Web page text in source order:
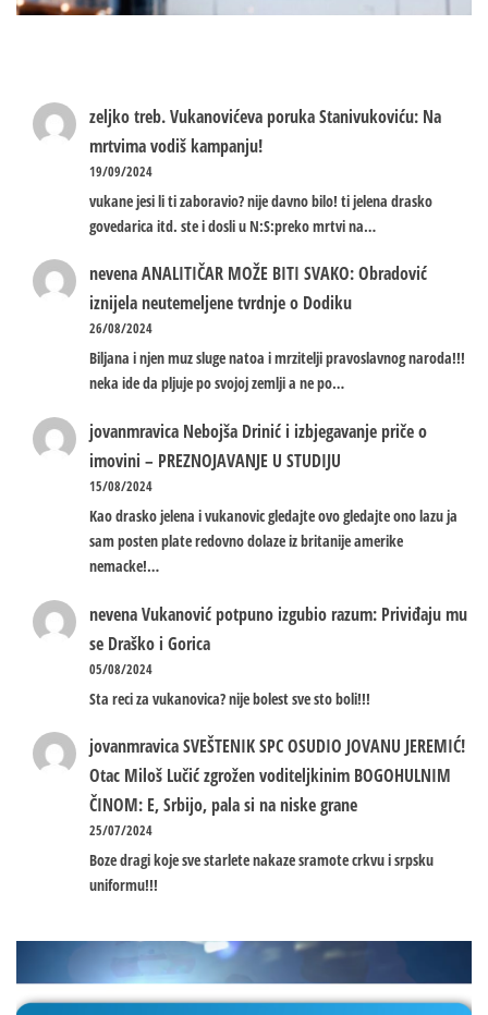
zeljko treb.Vukanovićeva poruka Stanivukoviću: Na
mrtvima vodiš kampanju!
19/09/2024
vukane jesi li ti zaboravio? nije davno bilo! ti jelena drasko
govedarica itd. ste i dosli u N:S:preko mrtvi na…
nevenaANALITIČAR MOŽE BITI SVAKO: Obradović
iznijela neutemeljene tvrdnje o Dodiku
26/08/2024
Biljana i njen muz sluge natoa i mrzitelji pravoslavnog naroda!!!
neka ide da pljuje po svojoj zemlji a ne po…
jovanmravica Nebojša Drinić i izbjegavanje priče o
imovini – PREZNOJAVANJE U STUDIJU
15/08/2024
Kao drasko jelena i vukanovic gledajte ovo gledajte ono lazu ja
sam posten plate redovno dolaze iz britanije amerike
nemacke!…
nevenaVukanović potpuno izgubio razum: Priviđaju mu
se Draško i Gorica
05/08/2024
Sta reci za vukanovica? nije bolest sve sto boli!!!
jovanmravicaSVEŠTENIK SPC OSUDIO JOVANU JEREMIĆ!
Otac Miloš Lučić zgrožen voditeljkinim BOGOHULNIM
ČINOM: E, Srbijo, pala si na niske grane
25/07/2024
Boze dragi koje sve starlete nakaze sramote crkvu i srpsku
uniformu!!!